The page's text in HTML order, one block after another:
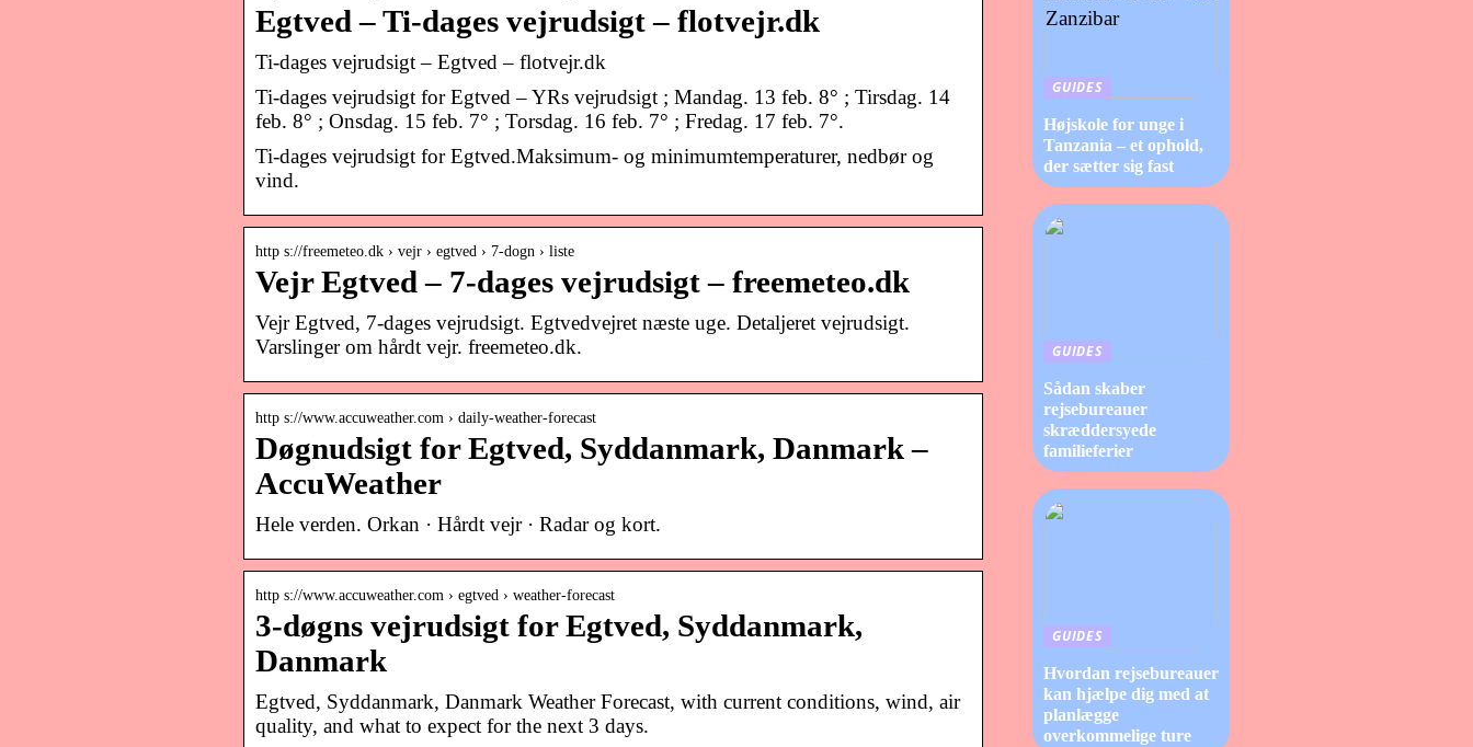
Egtved – Ti-dages vejrudsigt – flotvejr.dk
Ti-dages vejrudsigt – Egtved – flotvejr.dk
Ti-dages vejrudsigt for Egtved – YRs vejrudsigt ; Mandag. 13 feb. 8° ; Tirsdag. 14
feb. 8° ; Onsdag. 15 feb. 7° ; Torsdag. 16 feb. 7° ; Fredag. 17 feb. 7°.
Ti-dages vejrudsigt for Egtved.Maksimum- og minimumtemperaturer, nedbør og
vind.
http s://freemeteo.dk › vejr › egtved › 7-dogn › liste
Vejr Egtved – 7-dages vejrudsigt – freemeteo.dk
Vejr Egtved, 7-dages vejrudsigt. Egtvedvejret næste uge. Detaljeret vejrudsigt.
Varslinger om hårdt vejr. freemeteo.dk.
http s://www.accuweather.com › daily-weather-forecast
Døgnudsigt for Egtved, Syddanmark, Danmark –
AccuWeather
Hele verden. Orkan · Hårdt vejr · Radar og kort.
http s://www.accuweather.com › egtved › weather-forecast
3-døgns vejrudsigt for Egtved, Syddanmark,
Danmark
Egtved, Syddanmark, Danmark Weather Forecast, with current conditions, wind, air
quality, and what to expect for the next 3 days.
GUIDES
Højskole for unge i
Tanzania – et ophold,
der sætter sig fast
GUIDES
Sådan skaber
rejsebureauer
skræddersyede
familieferier
GUIDES
Hvordan rejsebureauer
kan hjælpe dig med at
planlægge
overkommelige ture